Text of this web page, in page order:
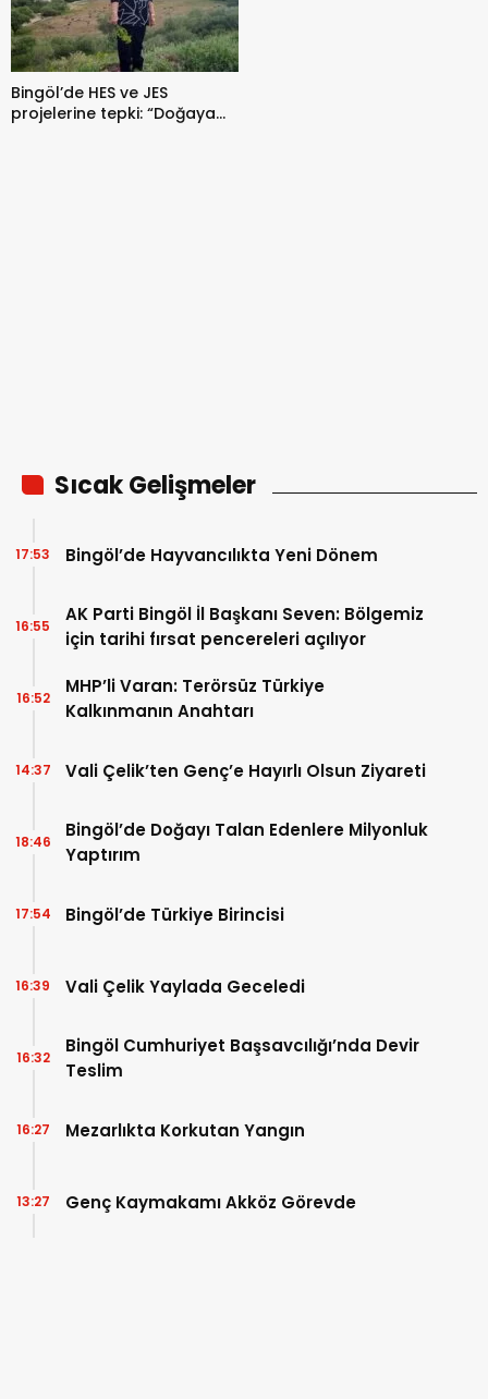
Bingöl’de HES ve JES
projelerine tepki: “Doğaya
Sıcak Gelişmeler
Bingöl’de Hayvancılıkta Yeni Dönem
17:53
AK Parti Bingöl İl Başkanı Seven: Bölgemiz
için tarihi fırsat pencereleri açılıyor
16:55
MHP’li Varan: Terörsüz Türkiye
Kalkınmanın Anahtarı
16:52
Vali Çelik’ten Genç’e Hayırlı Olsun Ziyareti
14:37
Bingöl’de Doğayı Talan Edenlere Milyonluk
Yaptırım
18:46
Bingöl’de Türkiye Birincisi
17:54
Vali Çelik Yaylada Geceledi
16:39
Bingöl Cumhuriyet Başsavcılığı’nda Devir
Teslim
16:32
Mezarlıkta Korkutan Yangın
16:27
Genç Kaymakamı Akköz Görevde
13:27